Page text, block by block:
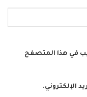
في هذا المتصفح
الإلكتروني.